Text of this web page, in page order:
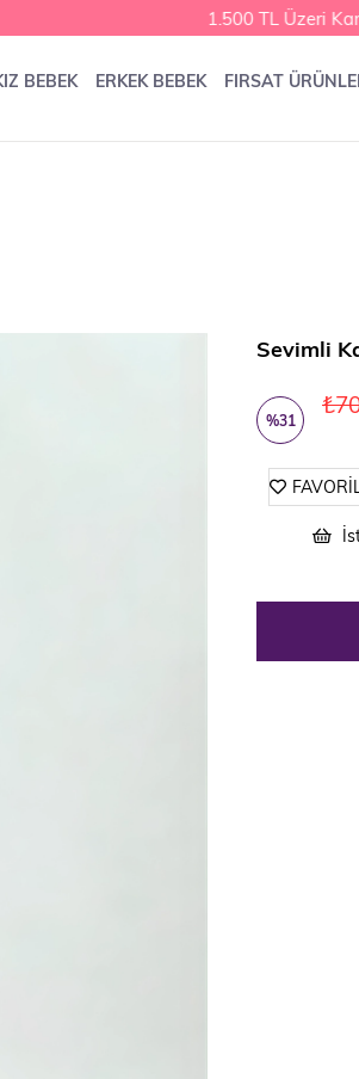
1.500 TL Üzeri
BEBEK ERKEK BEBEK FIRSAT
Sevimli
%31
İndirim